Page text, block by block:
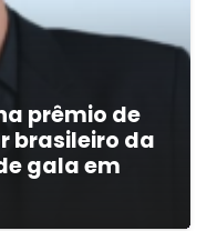
prêmio de
brasileiro da
gala em